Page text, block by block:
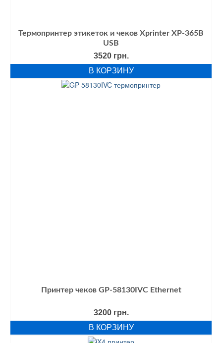
Термопринтер этикеток и чеков Xprinter XP-365B
USB
3520 грн.
В КОРЗИНУ
Принтер чеков GP-58130IVC Ethernet
3200 грн.
В КОРЗИНУ